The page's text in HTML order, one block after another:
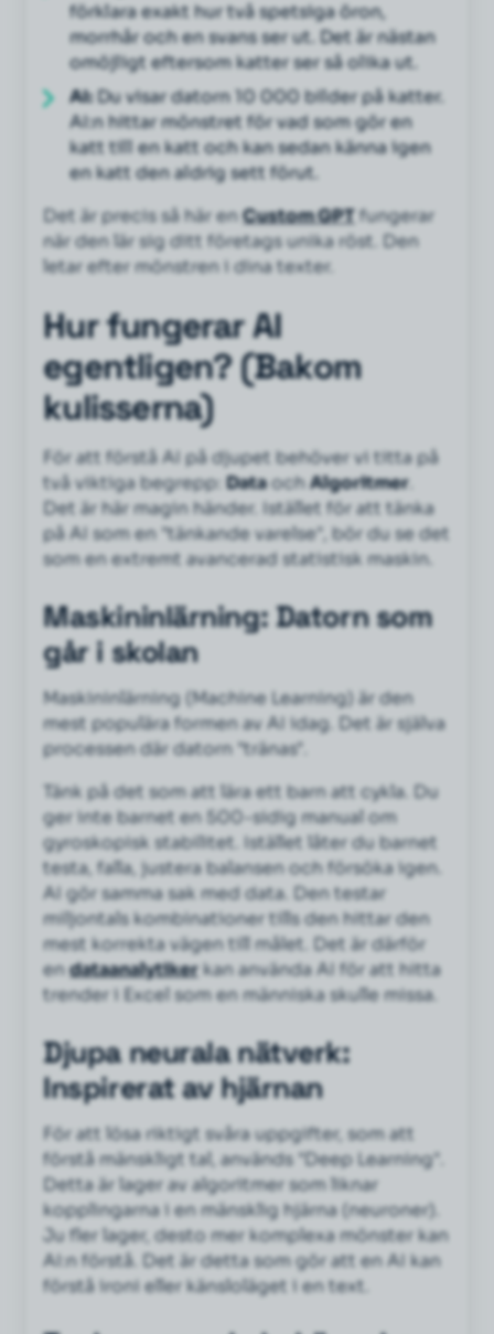
förklara exakt hur två spetsiga öron,
morrhår och en svans ser ut. Det är nästan
omöjligt eftersom katter ser så olika ut.
AI:Du visar datorn 10 000 bilder på katter.
AI:n hittar mönstret för vad som gör en
katt till en katt och kan sedan känna igen
en katt den aldrig sett förut.
Det är precis så här enCustom GPT fungerar
när den lär sig ditt företags unika röst. Den
letar efter mönstren i dina texter.
Hur fungerar AI
egentligen? (Bakom
kulisserna)
För att förstå AI på djupet behöver vi titta på
två viktiga begrepp:DataochAlgoritmer
Det är här magin händer. Istället för att tänka
på AI som en "tänkande varelse", bör du se det
som en extremt avancerad statistisk maskin.
Maskininlärning: Datorn som
går i skolan
Maskininlärning (Machine Learning) är den
mest populära formen av AI idag. Det är själva
processen där datorn "tränas".
Tänk på det som att lära ett barn att cykla. Du
ger inte barnet en 500-sidig manual om
gyroskopisk stabilitet. Istället låter du barnet
testa, falla, justera balansen och försöka igen.
AI gör samma sak med data. Den testar
miljontals kombinationer tills den hittar den
mest korrekta vägen till målet. Det är därför
endataanalytiker kan använda AI för att hitta
trender i Excel som en människa skulle missa.
Djupa neurala nätverk:
Inspirerat av hjärnan
För att lösa riktigt svåra uppgifter, som att
förstå mänskligt tal, används "Deep Learning".
Detta är lager av algoritmer som liknar
kopplingarna i en mänsklig hjärna (neuroner).
Ju fler lager, desto mer komplexa mönster kan
AI:n förstå. Det är detta som gör att en AI kan
förstå ironi eller känsloläget i en text.